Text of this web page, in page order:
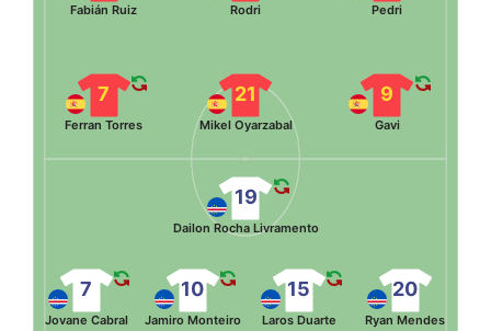
Pedri
Rodri
Fabián Ruiz
9
Gavi
21
Mikel Oyarzabal
7
Ferran Torres
7
Jovane Cabral
10
Jamiro Monteiro
15
Laros Duarte
20
Ryan Mendes
19
Dailon Rocha Livramento